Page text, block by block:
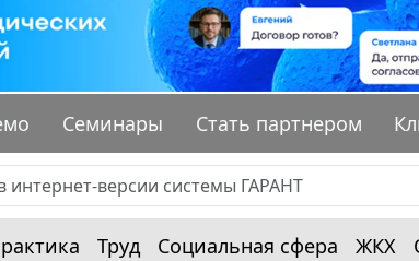
Семинары Стать партнером
Труд Социальная сфера ЖКХ